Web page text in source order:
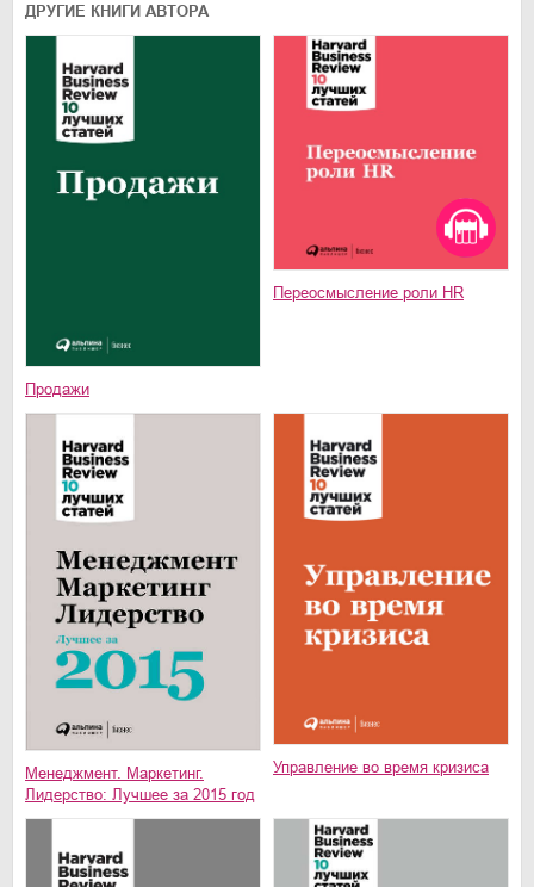
ДРУГИЕ КНИГИ АВТОРА
Продажи
Переосмысление роли HR
Менеджмент. Маркетинг.
Лидерство: Лучшее за 2015 год
Управление во время кризиса